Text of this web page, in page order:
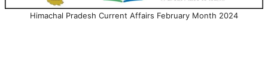
Himachal Pradesh Current Affairs February Month 2024